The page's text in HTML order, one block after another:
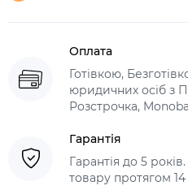
Оплата
Готівкою,
юридичних осіб з
Розстрочка,
Гарантія
Гарантія до 5
товару протягом 14